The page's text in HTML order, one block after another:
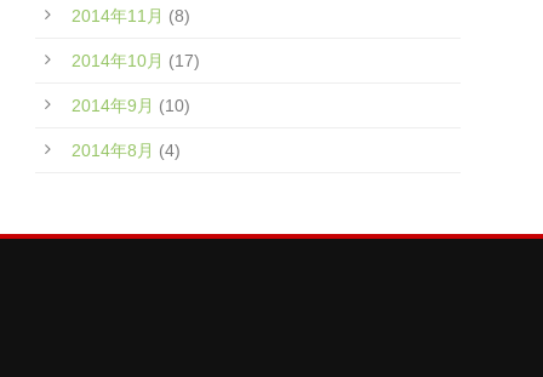
2014年11月 (8)
2014年10月 (17)
2014年9月 (10)
2014年8月 (4)